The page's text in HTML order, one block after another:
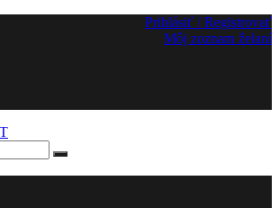
Prihlásiť / Registrovať
Môj zoznam želaní